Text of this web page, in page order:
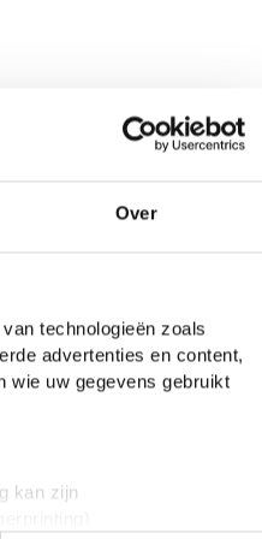
Over
technologieën zoals
advertenties en content,
wie uw gegevens gebruikt
kan zijn